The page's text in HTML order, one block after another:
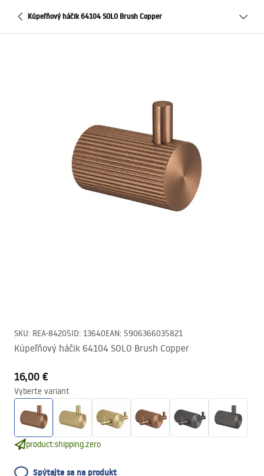
Kúpeľňový háčik 64104 SOLO Brush Copper
SKU: REA-84205ID: 13640EAN: 5906366035821
Kúpeľňový háčik 64104 SOLO Brush Copper
16,00 €
Vyberte variant
product:shipping.zero
Spýtajte sa na produkt